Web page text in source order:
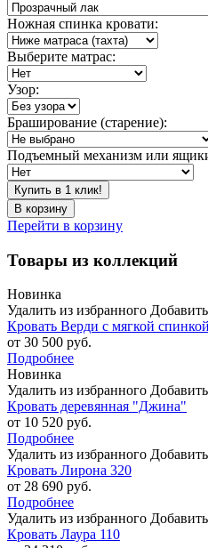
Ножная спинка кровати:
Выберите матрас:
Узор:
Браширование (старение):
Подъемный механизм или
Купить в 1 клик!
В корзину
Перейти в корзину
Товары из коллекций
Новинка
Удалить из избранного
Кровать Верди с мягкой спинкой
от 30 500 руб.
Подробнее
Новинка
Удалить из избранного
Кровать деревянная "Джина"
от 10 520 руб.
Подробнее
Удалить из избранного
Кровать Лирона 320
от 28 690 руб.
Подробнее
Удалить из избранного
Кровать Лаура 110